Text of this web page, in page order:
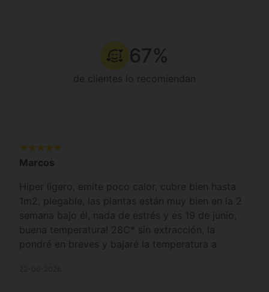
67%
de clientes lo recomiendan
Marcos
Hiper ligero, emite poco calor, cubre bien hasta
1m2, plegable, las plantas están muy bien en la 2
semana bajo él, nada de estrés y es 19 de junio,
buena temperatura! 28C* sin extracción, la
pondré en breves y bajaré la temperatura a